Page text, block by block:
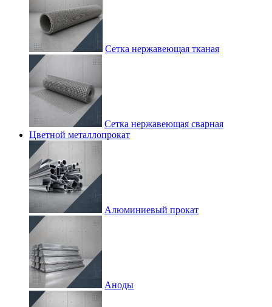
Сетка нержавеющая тканая
Сетка нержавеющая сварная
Цветной металлопрокат
Алюминиевый прокат
Аноды